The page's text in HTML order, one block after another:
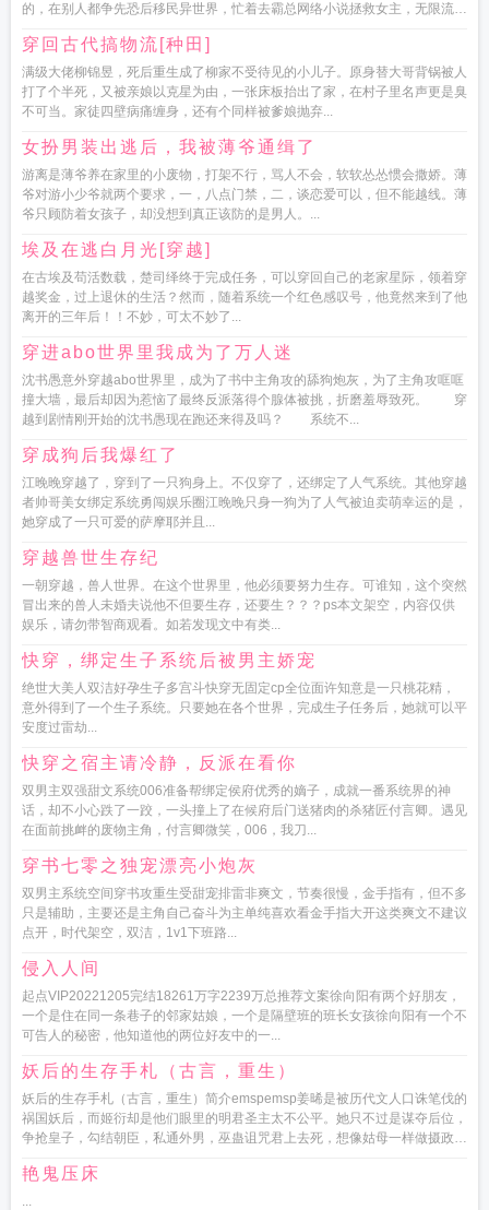
的，在别人都争先恐后移民异世界，忙着去霸总网络小说拯救女主，无限流里
穿回古代搞物流[种田]
满级大佬柳锦昱，死后重生成了柳家不受待见的小儿子。原身替大哥背锅被人
打了个半死，又被亲娘以克星为由，一张床板抬出了家，在村子里名声更是臭
不可当。家徒四壁病痛缠身，还有个同样被爹娘抛弃...
女扮男装出逃后，我被薄爷通缉了
游离是薄爷养在家里的小废物，打架不行，骂人不会，软软怂怂惯会撒娇。薄
爷对游小少爷就两个要求，一，八点门禁，二，谈恋爱可以，但不能越线。薄
爷只顾防着女孩子，却没想到真正该防的是男人。...
埃及在逃白月光[穿越]
在古埃及苟活数载，楚司绎终于完成任务，可以穿回自己的老家星际，领着穿
越奖金，过上退休的生活？然而，随着系统一个红色感叹号，他竟然来到了他
离开的三年后！！不妙，可太不妙了...
穿进abo世界里我成为了万人迷
沈书愚意外穿越abo世界里，成为了书中主角攻的舔狗炮灰，为了主角攻哐哐
撞大墙，最后却因为惹恼了最终反派落得个腺体被挑，折磨羞辱致死。 穿
越到剧情刚开始的沈书愚现在跑还来得及吗？ 系统不...
穿成狗后我爆红了
江晚晚穿越了，穿到了一只狗身上。不仅穿了，还绑定了人气系统。其他穿越
者帅哥美女绑定系统勇闯娱乐圈江晚晚只身一狗为了人气被迫卖萌幸运的是，
她穿成了一只可爱的萨摩耶并且...
穿越兽世生存纪
一朝穿越，兽人世界。在这个世界里，他必须要努力生存。可谁知，这个突然
冒出来的兽人未婚夫说他不但要生存，还要生？？？ps本文架空，内容仅供
娱乐，请勿带智商观看。如若发现文中有类...
快穿，绑定生子系统后被男主娇宠
绝世大美人双洁好孕生子多宫斗快穿无固定cp全位面许知意是一只桃花精，
意外得到了一个生子系统。只要她在各个世界，完成生子任务后，她就可以平
安度过雷劫...
快穿之宿主请冷静，反派在看你
双男主双强甜文系统006准备帮绑定侯府优秀的嫡子，成就一番系统界的神
话，却不小心跌了一跤，一头撞上了在候府后门送猪肉的杀猪匠付言卿。遇见
在面前挑衅的废物主角，付言卿微笑，006，我刀...
穿书七零之独宠漂亮小炮灰
双男主系统空间穿书攻重生受甜宠排雷非爽文，节奏很慢，金手指有，但不多
只是辅助，主要还是主角自己奋斗为主单纯喜欢看金手指大开这类爽文不建议
点开，时代架空，双洁，1v1下班路...
侵入人间
起点VIP20221205完结18261万字2239万总推荐文案徐向阳有两个好朋友，
一个是住在同一条巷子的邻家姑娘，一个是隔壁班的班长女孩徐向阳有一个不
可告人的秘密，他知道他的两位好友中的一...
妖后的生存手札（古言，重生）
妖后的生存手札（古言，重生）简介emspemsp姜晞是被历代文人口诛笔伐的
祸国妖后，而姬衍却是他们眼里的明君圣主太不公平。她只不过是谋夺后位，
争抢皇子，勾结朝臣，私通外男，巫蛊诅咒君上去死，想像姑母一样做摄政太
艳鬼压床
...